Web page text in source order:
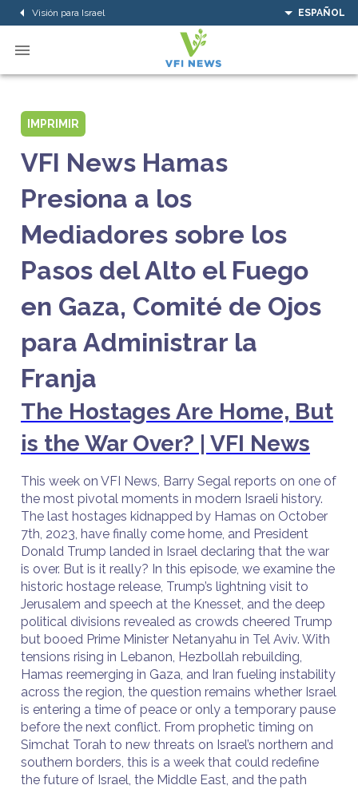
Visión para Israel ESPAÑOL
IMPRIMIR
VFI News Hamas
Presiona a los
Mediadores sobre los
Pasos del Alto el Fuego
en Gaza, Comité de Ojos
para Administrar la
Franja
The Hostages Are Home, But
is the War Over? | VFI News
This week on VFI News, Barry Segal reports on one of
the most pivotal moments in modern Israeli history.
The last hostages kidnapped by Hamas on October
7th, 2023, have finally come home, and President
Donald Trump landed in Israel declaring that the war
is over. But is it really? In this episode, we examine the
historic hostage release, Trump’s lightning visit to
Jerusalem and speech at the Knesset, and the deep
political divisions revealed as crowds cheered Trump
but booed Prime Minister Netanyahu in Tel Aviv. With
tensions rising in Lebanon, Hezbollah rebuilding,
Hamas reemerging in Gaza, and Iran fueling instability
across the region, the question remains whether Israel
is entering a time of peace or only a temporary pause
before the next conflict. From prophetic timing on
Simchat Torah to new threats on Israel’s northern and
southern borders, this is a week that could redefine
the future of Israel, the Middle East, and the path